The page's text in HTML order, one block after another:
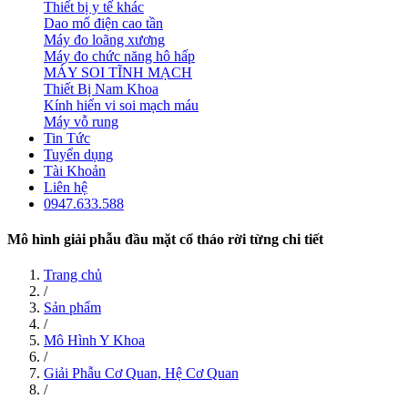
Thiết bị y tế khác
Dao mổ điện cao tần
Máy đo loãng xương
Máy đo chức năng hô hấp
MÁY SOI TĨNH MẠCH
Thiết Bị Nam Khoa
Kính hiển vi soi mạch máu
Máy vỗ rung
Tin Tức
Tuyển dụng
Tài Khoản
Liên hệ
0947.633.588
Mô hình giải phẫu đầu mặt cổ tháo rời từng chi tiết
Trang chủ
/
Sản phẩm
/
Mô Hình Y Khoa
/
Giải Phẫu Cơ Quan, Hệ Cơ Quan
/